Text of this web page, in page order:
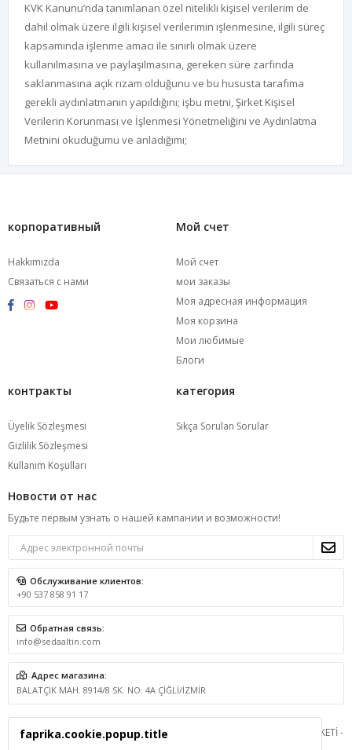
KVK Kanunu’nda tanımlanan özel nitelikli kişisel verilerim de
dahil olmak üzere ilgili kişisel verilerimin işlenmesine, ilgili süreç
kapsamında işlenme amacı ile sınırlı olmak üzere
kullanılmasına ve paylaşılmasına, gereken süre zarfında
saklanmasına açık rızam olduğunu ve bu hususta tarafıma
gerekli aydınlatmanın yapıldığını; işbu metni, Şirket Kişisel
Verilerin Korunması ve İşlenmesi Yönetmeliğini ve Aydınlatma
Metnini okuduğumu ve anladığımı;
корпоративный
Hakkımızda
Связаться с нами
Мой счет
Мой счет
мои заказы
Моя адресная информация
Моя корзина
Мои любимые
Блоги
контракты
Üyelik Sözleşmesi
Gizlilik Sözleşmesi
Kullanım Koşulları
категория
Sıkça Sorulan Sorular
Новости от нас
Будьте первым узнать о нашей кампании и возможности!
Обслуживание клиентов:
+90 537 858 91 17
Обратная связь:
info@sedaaltin.com
Адрес магазина:
BALATÇIK MAH. 8914/8 SK. NO: 4A ÇİĞLİ/İZMİR
© 2026 BSA GRUP DANIŞMANLIK İLETİŞİM VE SATIŞ TİCARET LİMİTED ŞİRKETİ -
Все права защищены.
faprika.cookie.popup.title